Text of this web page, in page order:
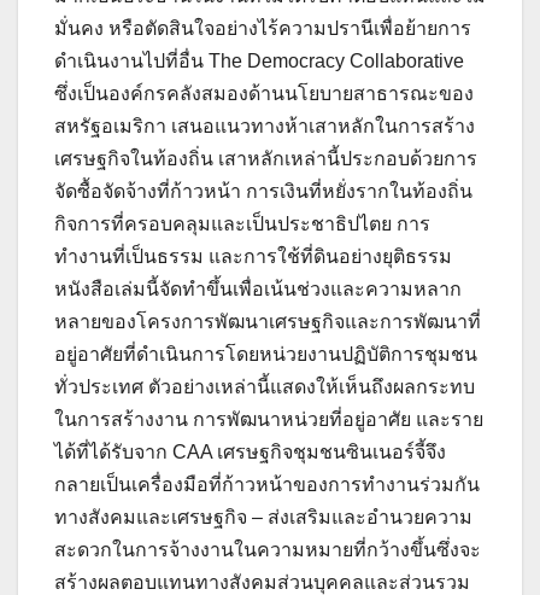
มั่นคง หรือตัดสินใจอย่างไร้ความปรานีเพื่อย้ายการ
ดำเนินงานไปที่อื่น The Democracy Collaborative
ซึ่งเป็นองค์กรคลังสมองด้านนโยบายสาธารณะของ
สหรัฐอเมริกา เสนอแนวทางห้าเสาหลักในการสร้าง
เศรษฐกิจในท้องถิ่น เสาหลักเหล่านี้ประกอบด้วยการ
จัดซื้อจัดจ้างที่ก้าวหน้า การเงินที่หยั่งรากในท้องถิ่น
กิจการที่ครอบคลุมและเป็นประชาธิปไตย การ
ทำงานที่เป็นธรรม และการใช้ที่ดินอย่างยุติธรรม
หนังสือเล่มนี้จัดทำขึ้นเพื่อเน้นช่วงและความหลาก
หลายของโครงการพัฒนาเศรษฐกิจและการพัฒนาที่
อยู่อาศัยที่ดำเนินการโดยหน่วยงานปฏิบัติการชุมชน
ทั่วประเทศ ตัวอย่างเหล่านี้แสดงให้เห็นถึงผลกระทบ
ในการสร้างงาน การพัฒนาหน่วยที่อยู่อาศัย และราย
ได้ที่ได้รับจาก CAA เศรษฐกิจชุมชนซินเนอร์จี้จึง
กลายเป็นเครื่องมือที่ก้าวหน้าของการทำงานร่วมกัน
ทางสังคมและเศรษฐกิจ – ส่งเสริมและอำนวยความ
สะดวกในการจ้างงานในความหมายที่กว้างขึ้นซึ่งจะ
สร้างผลตอบแทนทางสังคมส่วนบุคคลและส่วนรวม